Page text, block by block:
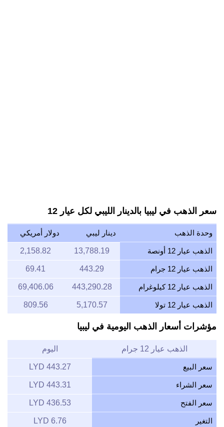
سعر الذهب في ليبيا بالدينار الليبي لكل عيار 12
وحدة الذهب دينار ليبي دولار أمريكي
الذهب عيار 12 أونصة 13,788.19
2,158.82
الذهب عيار 12 جرام 443.29
69.41
الذهب عيار 12 كيلوغرام 443,290.28
69,406.06
الذهب عيار 12 تولا 5,170.57
809.56
مؤشرات أسعار الذهب اليومية في ليبيا
الذهب عيار 12 جرام اليوم
سعر البيع 443.27 LYD
سعر الشراء 443.31 LYD
سعر الفتح 436.53 LYD
التغير 6.76 LYD